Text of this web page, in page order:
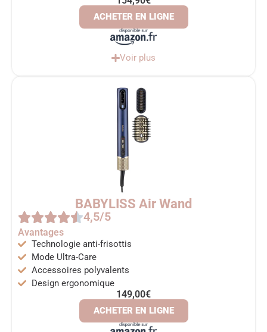
ACHETER EN LIGNE
Voir plus
BABYLISS Air Wand
4,5/5
Avantages
Technologie anti-frisottis
Mode Ultra-Care
Accessoires polyvalents
Design ergonomique
149,00€
ACHETER EN LIGNE